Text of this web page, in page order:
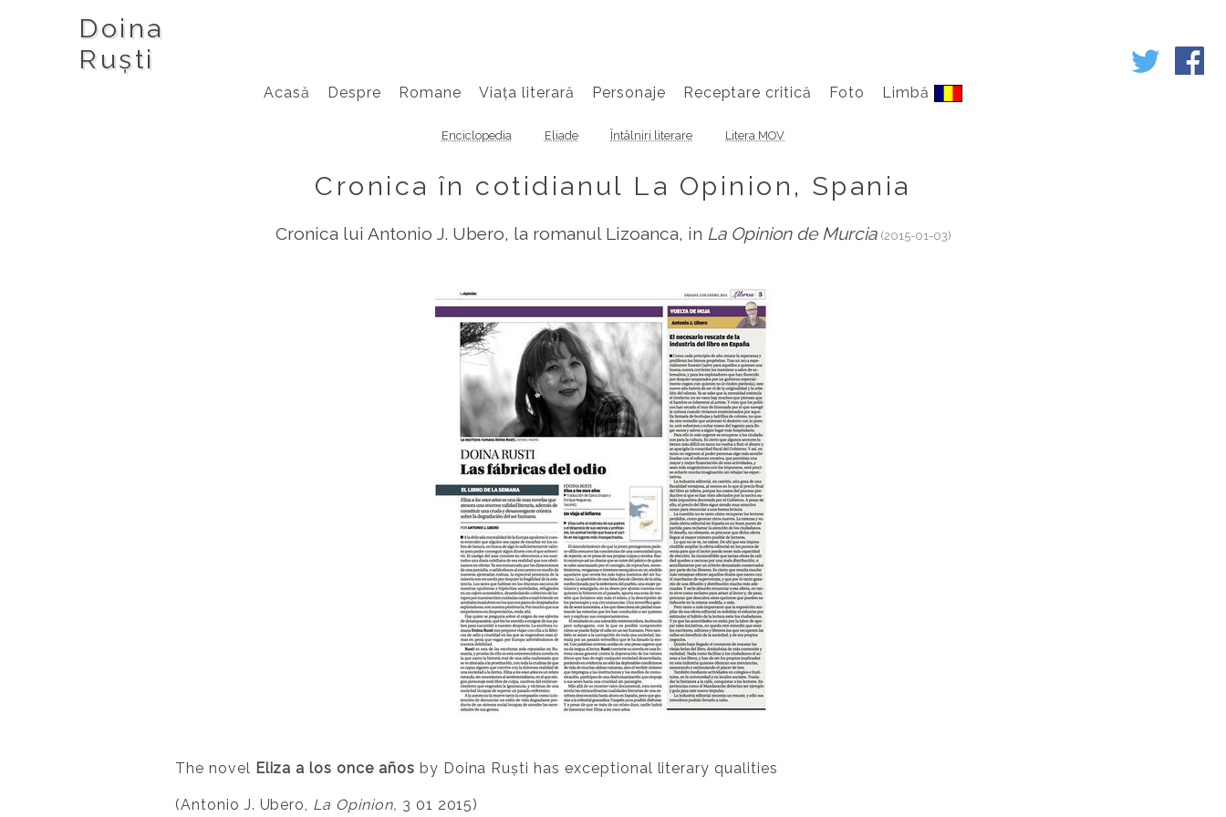
Doina
Ruști
Acasă Despre Romane Viața literară Personaje Receptare critică Foto Limbă
Enciclopedia Eliade Întâlniri literare Litera MOV
Cronica în cotidianul La Opinion, Spania
Cronica lui Antonio J. Ubero, la romanul Lizoanca, in La Opinion de Murcia (2015-01-03)
The novel Eliza a los once años by Doina Ruști has exceptional literary qualities
(Antonio J. Ubero, La Opinion, 3 01 2015)